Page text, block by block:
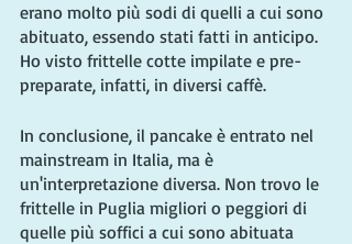
erano molto più sodi di quelli a cui sono
abituato, essendo stati fatti in anticipo.
Ho visto frittelle cotte impilate e pre-
preparate, infatti, in diversi caffè.
In conclusione, il pancake è entrato nel
mainstream in Italia, ma è
un'interpretazione diversa. Non trovo le
frittelle in Puglia migliori o peggiori di
quelle più soffici a cui sono abituata